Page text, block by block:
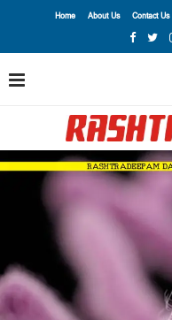
Home About Us Contact Us